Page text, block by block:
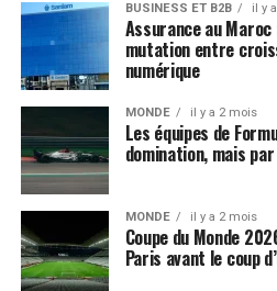
BUSINESS ET B2B il y
Assurance au
mutation entre
numérique
MONDE il y a 2 mois
Les équipes de
domination, mais
MONDE il y a 2 mois
Coupe du Monde
Paris avant le coup